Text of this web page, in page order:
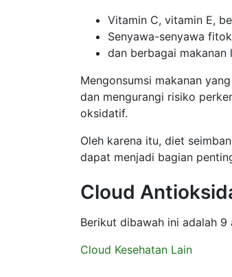
Vitamin C, vitamin E,
Senyawa-senyawa
dan berbagai makanan
Mengonsumsi makanan
dan mengurangi risiko
oksidatif.
Oleh karena itu, diet
dapat menjadi bagian
Cloud
Berikut dibawah ini adalah
Cloud Kesehatan Lain